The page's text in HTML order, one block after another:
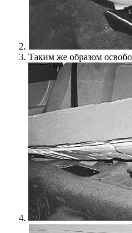
Таким же образом